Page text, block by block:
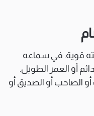
قوية. في سماعه
أو العمر الطويل.
الصاحب أو الصديق أو